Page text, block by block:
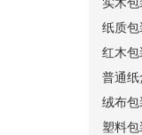
纸质
红木
普通纸
绒布
塑料